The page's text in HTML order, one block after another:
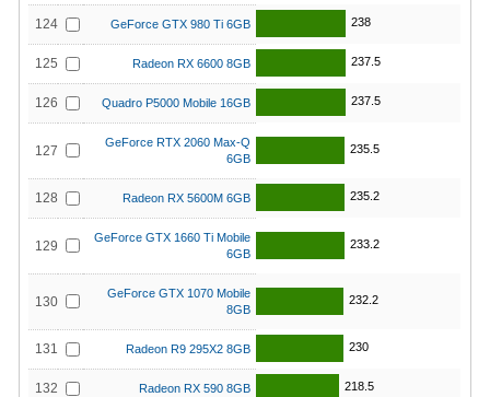
124 GeForce GTX 980 Ti 6GB 238
125 Radeon RX 6600 8GB 237.5
126 Quadro P5000 Mobile 16GB 237.5
127
GeForce RTX 2060 Max-Q
6GB
235.5
128 Radeon RX 5600M 6GB 235.2
129
GeForce GTX 1660 Ti Mobile
6GB
233.2
130
GeForce GTX 1070 Mobile
8GB
232.2
131 Radeon R9 295X2 8GB 230
132 Radeon RX 590 8GB 218.5